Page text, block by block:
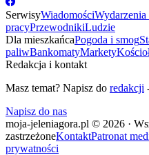
SerwisyWiadomości
pracyPrzewodnikiLudzie
Dla mieszkańcaPogoda i smog
paliwBankomatyMarkety
Redakcja i kontakt
Masz temat? Napisz do redakcji
Napisz do nas
moja-jeleniagora.pl © 2026 ·
zastrzeżoneKontaktPatronat
prywatności